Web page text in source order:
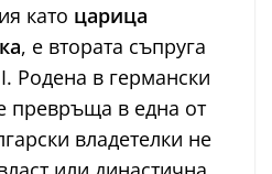
като царица
, е втората съпруга
Родена в германски
превръща в една от
владетелки не